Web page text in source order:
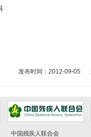
发布时间：2012-09-05
中国残疾人联合会